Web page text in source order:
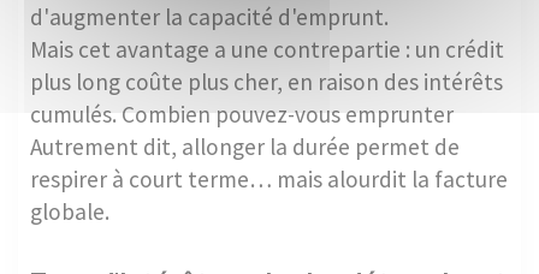
d'augmenter la capacité d'emprunt.
Mais cet avantage a une contrepartie : un crédit
plus long coûte plus cher, en raison des intérêts
cumulés. Combien pouvez-vous emprunter
Autrement dit, allonger la durée permet de
respirer à court terme… mais alourdit la facture
globale.